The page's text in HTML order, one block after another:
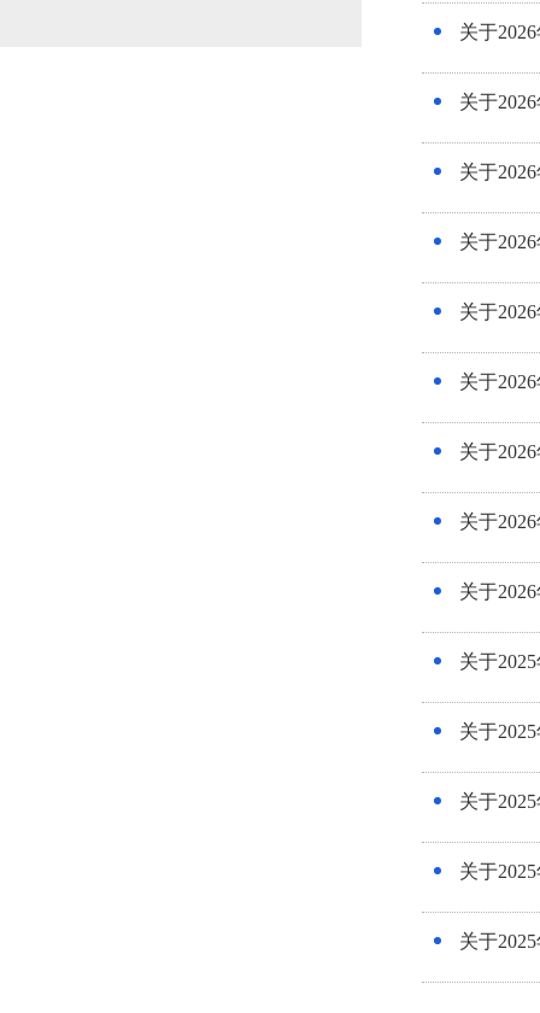
关于
关于
关于
关于
关于
关于
关于
关于
关于
关于
关于
关于
关于
关于